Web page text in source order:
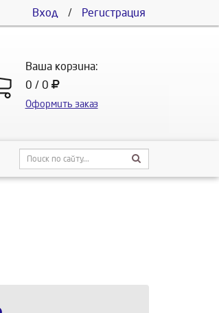
Вход / Регистрация
Ваша корзина:
0 / 0
Оформить заказ